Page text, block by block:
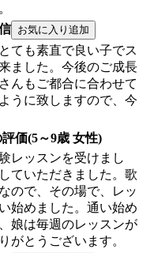
ても素直で良い子でス
ました。今後のご成長
んもご都合に合わせて
うに致しますので、今
価(5～9歳 女性)
レッスンを受けまし
ていただきました。歌
ので、その場で、レッ
始めました。通い始め
娘は毎週のレッスンが
がとうございます。